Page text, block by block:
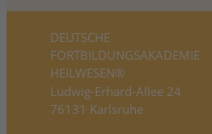
DEUTSCHE
FORTBILDUNGS­AKADEMIE
HEILWESEN®
Ludwig-Erhard-Allee 24
76131 Karlsruhe